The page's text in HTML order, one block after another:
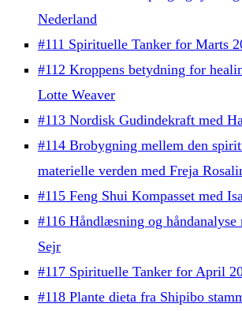
Nederland
#111 Spirituelle Tanker for Marts
#112 Kroppens betydning for
Lotte Weaver
#113 Nordisk Gudindekraft med
#114 Brobygning mellem den
materielle verden med Freja
#115 Feng Shui Kompasset med
#116 Håndlæsning og håndanalyse
Sejr
#117 Spirituelle Tanker for April
#118 Plante dieta fra Shipibo